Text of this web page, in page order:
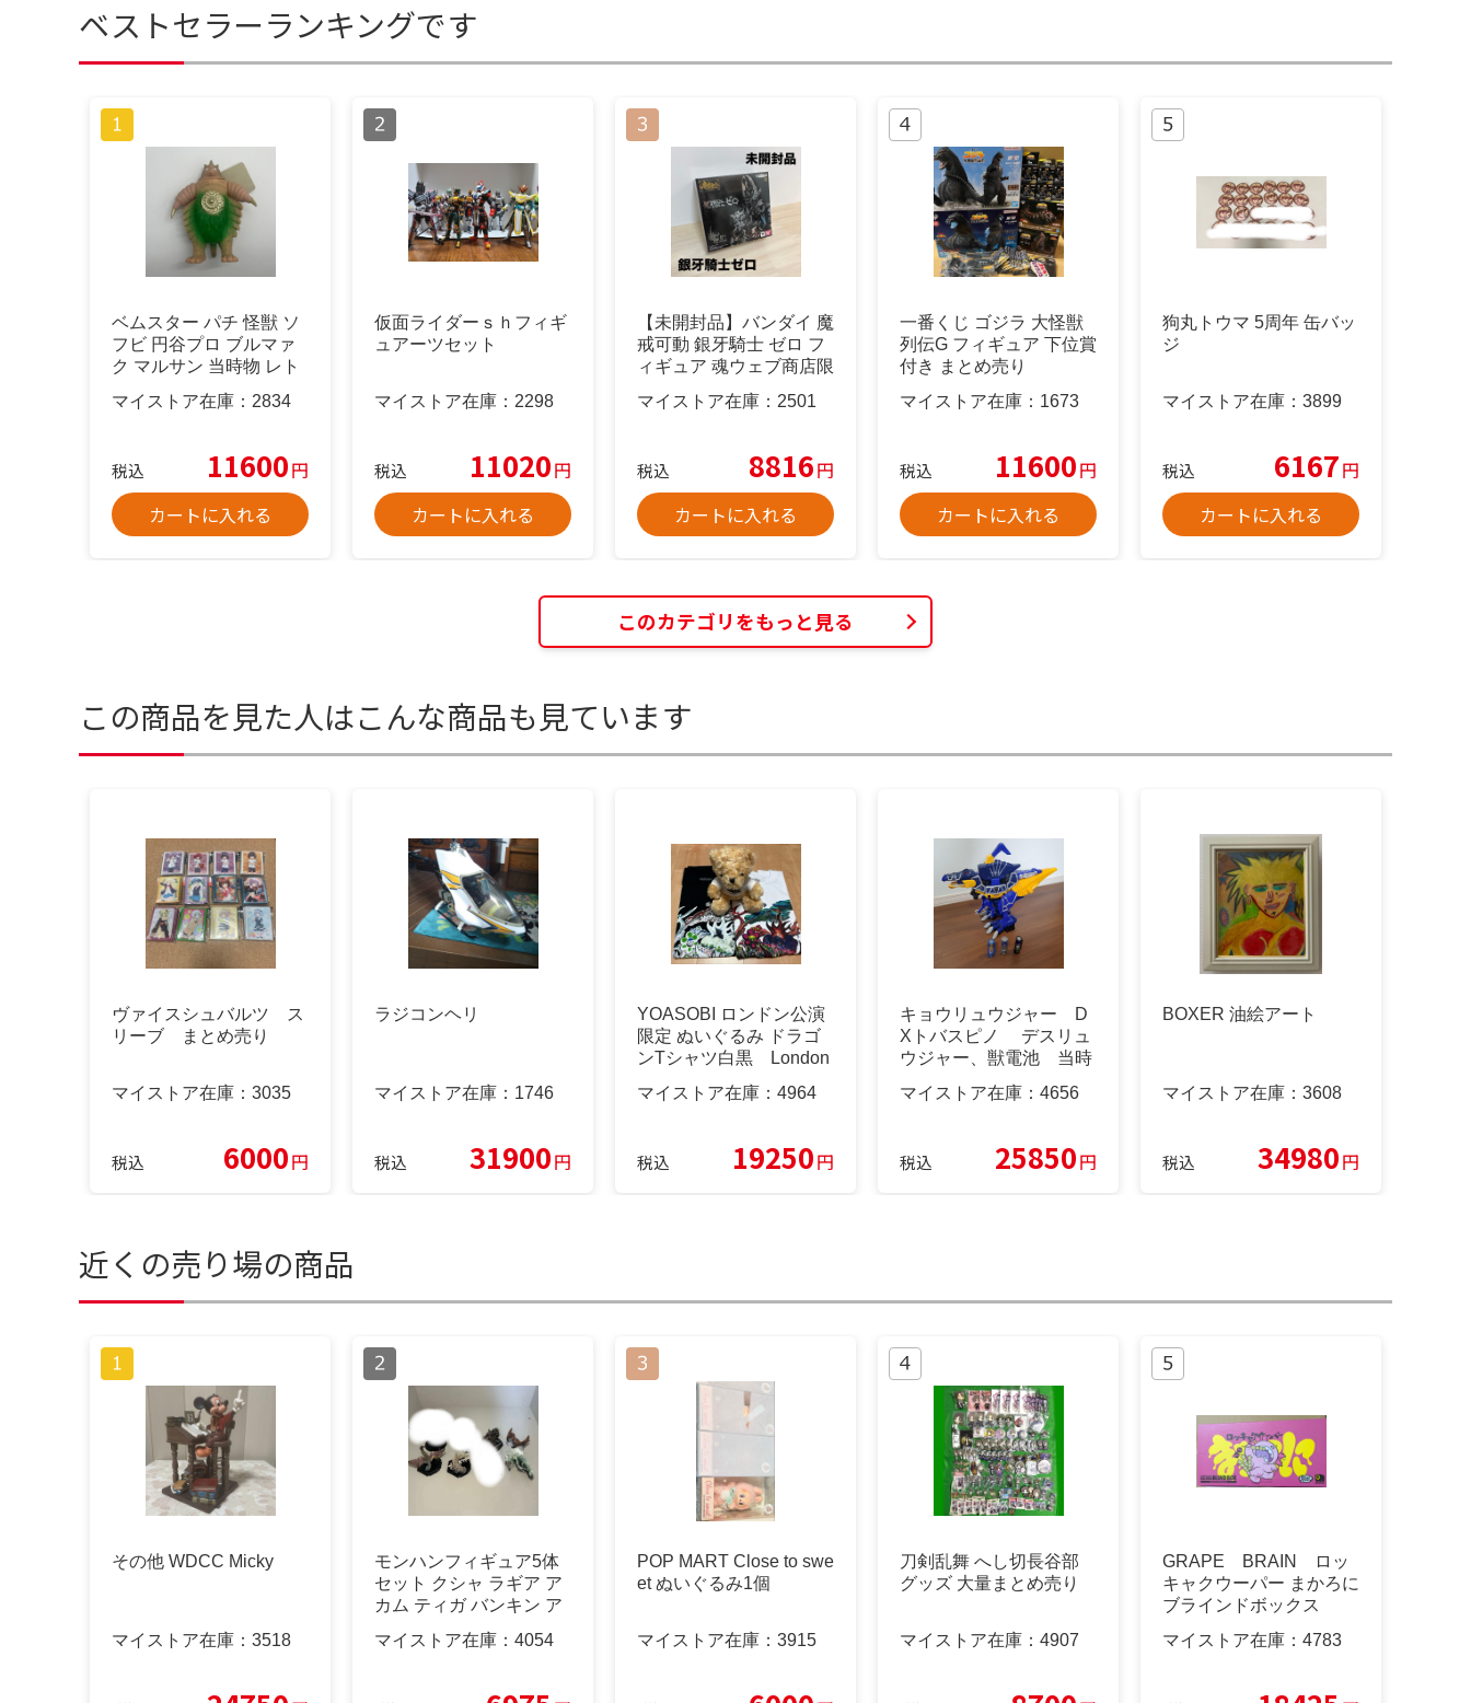
ベストセラーランキングです
ベムスター パチ 怪獣 ソ
フビ 円谷プロ ブルマァ
ク マルサン 当時物 レト
マイストア在庫： 2834
税込 11600円
カートに入れる
仮面ライダーｓｈフィギ
ュアーツセット
マイストア在庫： 2298
税込 11020円
カートに入れる
【未開封品】バンダイ 魔
戒可動 銀牙騎士 ゼロ フ
ィギュア 魂ウェブ商店限
マイストア在庫： 2501
税込 8816円
カートに入れる
一番くじ ゴジラ 大怪獣
列伝G フィギュア 下位賞
付き まとめ売り
マイストア在庫： 1673
税込 11600円
カートに入れる
狗丸トウマ 5周年 缶バッ
ジ
マイストア在庫： 3899
税込 6167円
カートに入れる
このカテゴリをもっと見る
この商品を見た人はこんな商品も見ています
ヴァイスシュバルツ ス
リーブ まとめ売り
マイストア在庫： 3035
税込 6000円
ラジコンヘリ
マイストア在庫： 1746
税込 31900円
YOASOBI ロンドン公演
限定 ぬいぐるみ ドラゴ
ンTシャツ白黒 London
マイストア在庫： 4964
税込 19250円
キョウリュウジャー D
Xトバスピノ デスリュ
ウジャー、獣電池 当時
マイストア在庫： 4656
税込 25850円
BOXER 油絵アート
マイストア在庫： 3608
税込 34980円
近くの売り場の商品
その他 WDCC Micky
マイストア在庫： 3518
モンハンフィギュア5体
セット クシャ ラギア ア
カム ティガ バンキン ア
マイストア在庫： 4054
POP MART Close to swe
et ぬいぐるみ1個
マイストア在庫： 3915
刀剣乱舞 へし切長谷部
グッズ 大量まとめ売り
マイストア在庫： 4907
GRAPE BRAIN ロッ
キャクウーパー まかろに
ブラインドボックス
マイストア在庫： 4783